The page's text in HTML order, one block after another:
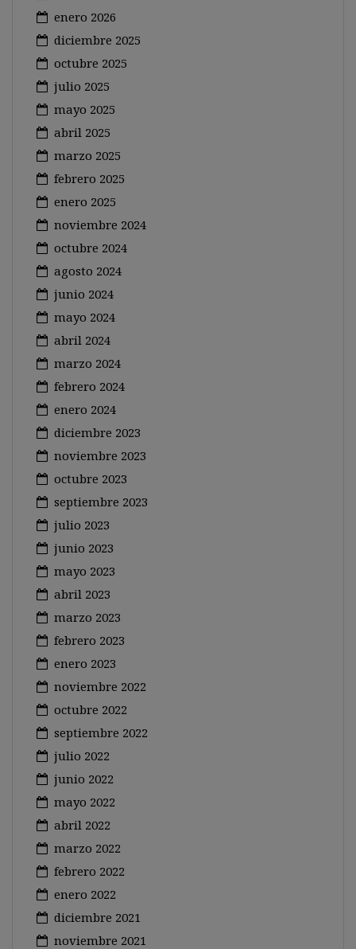
enero 2026
diciembre 2025
octubre 2025
julio 2025
mayo 2025
abril 2025
marzo 2025
febrero 2025
enero 2025
noviembre 2024
octubre 2024
agosto 2024
junio 2024
mayo 2024
abril 2024
marzo 2024
febrero 2024
enero 2024
diciembre 2023
noviembre 2023
octubre 2023
septiembre 2023
julio 2023
junio 2023
mayo 2023
abril 2023
marzo 2023
febrero 2023
enero 2023
noviembre 2022
octubre 2022
septiembre 2022
julio 2022
junio 2022
mayo 2022
abril 2022
marzo 2022
febrero 2022
enero 2022
diciembre 2021
noviembre 2021